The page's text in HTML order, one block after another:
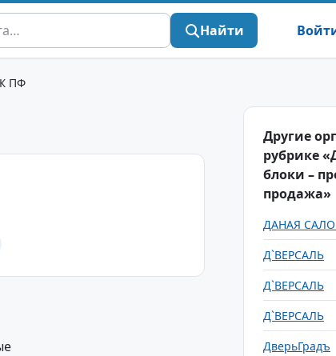
Найти
ПФ
Другие
рубрике
блоки –
продажа»
ДАНАЯ
Д`ВЕРСАЛЬ
Д`ВЕРСАЛЬ
Д`ВЕРСАЛЬ
ДверьГрадъ